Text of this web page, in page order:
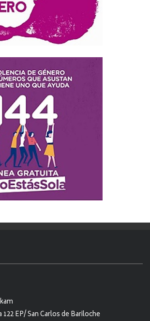
EP/ San Carlos de Bariloche